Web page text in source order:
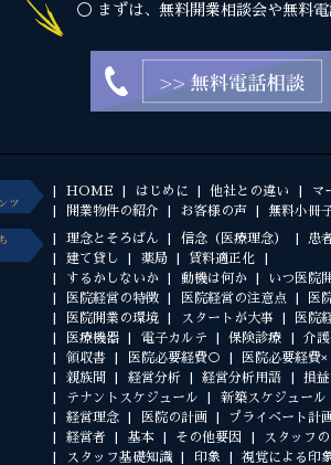
◯ まずは、無料開業相談会や無料電
HOME はじめに 他社との違い マ
開業物件の紹介
お客様の声 無料小冊
理念とそろばん 信念（医療理念） 患
建て貸し
薬局
賃料適正化
するかしないか
動機は何か いつ医院
医院経営の特徴
医院経営の注意点 医
医院開業の環境
スタートが大事 医院
医療機器
電子カルテ 保険診療 介
領収書
医院必要経費○ 医院必要経費×
親族間
経営分析 経営分析用語 損
テナントスケジュール
新築スケジュール
経営理念
医院の計画
プライベート計
経営者
基本 その他要因
スタッフ
スタッフ基礎知識
印象 視覚による印